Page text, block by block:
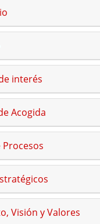
del SEXPE
de servicios
directivo
designación
o de confianza
Provincial
de trabajo
Local e Innovación
interés
Acogida
Procesos
Visión y Valores